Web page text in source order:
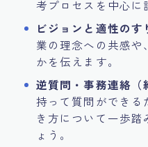
考プロセスを中心に
ビジョンと適性のす
業の理念への共感
かを伝えます。
逆質問・事務連絡（
持って質問ができる
き方について一歩
ょう。